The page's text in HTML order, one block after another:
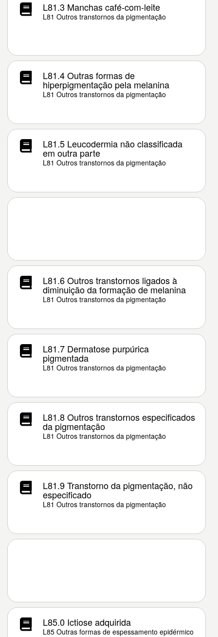
L81.3 Manchas café-com-leite
L81 Outros transtornos da pigmentação
L81.4 Outras formas de
hiperpigmentação pela melanina
L81 Outros transtornos da pigmentação
L81.5 Leucodermia não classificada
em outra parte
L81 Outros transtornos da pigmentação
L81.6 Outros transtornos ligados à
diminuição da formação de melanina
L81 Outros transtornos da pigmentação
L81.7 Dermatose purpúrica
pigmentada
L81 Outros transtornos da pigmentação
L81.8 Outros transtornos especificados
da pigmentação
L81 Outros transtornos da pigmentação
L81.9 Transtorno da pigmentação, não
especificado
L81 Outros transtornos da pigmentação
L85.0 Ictiose adquirida
L85 Outras formas de espessamento epidérmico